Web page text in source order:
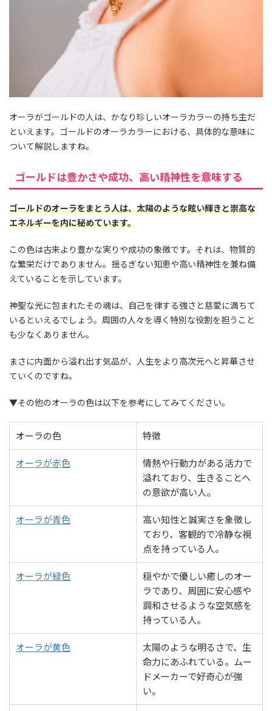
オーラがゴールドの人は、かなり珍しいオーラカラーの持ち主だ
といえます。ゴールドのオーラカラーにおける、具体的な意味に
ついて解説しますね。
ゴールドは豊かさや成功、高い精神性を意味する
ゴールドのオーラをまとう人は、太陽のような眩い輝きと崇高な
エネルギーを内に秘めています。
この色は古来より豊かな実りや成功の象徴です。それは、物質的
な繁栄だけでありません。揺るぎない知恵や高い精神性を兼ね備
えていることを示しています。
神聖な光に包まれたその魂は、自己を律する強さと慈愛に満ちて
いるといえるでしょう。周囲の人々を導く特別な役割を担うこと
も少なくありません。
まさに内面から溢れ出す気品が、人生をより高次元へと昇華させ
ていくのですね。
▼その他のオーラの色は以下を参考にしてみてください。
オーラの色 特徴
オーラが赤色
情熱や行動力がある活力で
溢れており、生きることへ
の意欲が高い人。
オーラが青色
高い知性と誠実さを象徴し
ており、客観的で冷静な視
点を持っている人。
オーラが緑色
穏やかで優しい癒しのオー
ラであり、周囲に安心感や
調和させるような空気感を
持っている人。
オーラが黄色
太陽のような明るさで、生
命力にあふれている。ムー
ドメーカーで好奇心が強
い。